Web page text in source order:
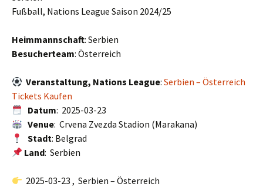
Fußball, Nations League Saison 2024/25
Heimmannschaft: Serbien
Besucherteam: Österreich
Veranstaltung, Nations League:Serbien – Österreich
Tickets Kaufen
Datum: 2025-03-23
Venue: Crvena Zvezda Stadion (Marakana)
Stadt: Belgrad
Land: Serbien
2025-03-23 , Serbien – Österreich